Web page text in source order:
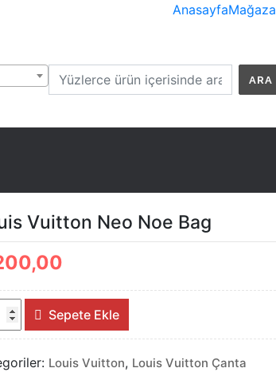
AnasayfaMağaza
ARA
Vuitton Neo Noe Bag
Sepete Ekle
Louis Vuitton, Louis Vuitton Çanta